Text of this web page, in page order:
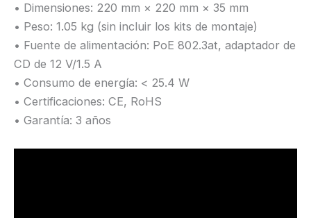
• Dimensiones: 220 mm × 220 mm × 35 mm
• Peso: 1.05 kg (sin incluir los kits de montaje)
• Fuente de alimentación: PoE 802.3at, adaptador de
CD de 12 V/1.5 A
• Consumo de energía: < 25.4 W
• Certificaciones: CE, RoHS
• Garantía: 3 años